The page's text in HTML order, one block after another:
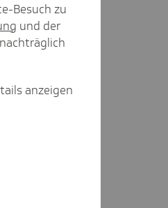
Besuch zu
und der
anzeigen